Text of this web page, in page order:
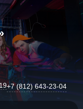
+7 (812) 643-23-04